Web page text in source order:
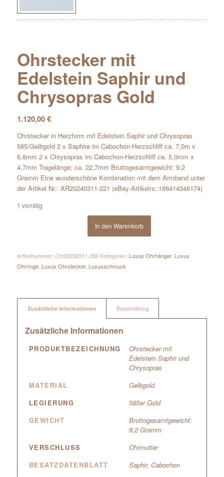
Ohrstecker mit
Edelstein Saphir und
Chrysopras Gold
1.120,00€
Ohrstecker in Herzform mit Edelstein Saphir und Chrysopras
585/Gelbgold 2 x Saphire im Cabochon-Herzschliff ca. 7,0m x
6,8mm 2 x Chrysopras im Cabochon-Herzschliff ca. 5,0mm x
4,7mm Tragelänge: ca. 22,7mm Bruttogesamtgewicht: 9,2
Gramm Eine wunderschöne Kombination mit dem Armband unter
der Artikel Nr.: AR20240311-221 (eBay-Artikelnr.:186414346174)
1 vorrätig
In den Warenkorb
Artikelnummer: OH20230311-356 Kategorien: Luxus Ohrhänger, Luxus
Ohrringe, Luxus Ohrstecker, Luxusschmuck
Zusätzliche Informationen Beschreibung
Zusätzliche Informationen
PRODUKTBEZEICHNUNG
Ohrstecker mit
Edelstein Saphir und
Chrysopras
MATERIAL
Gelbgold
LEGIERUNG
585er Gold
GEWICHT
Bruttogesamtgewicht:
9,2 Gramm
VERSCHLUSS
Ohrmutter
BESATZDATENBLATT
Saphir, Cabochon